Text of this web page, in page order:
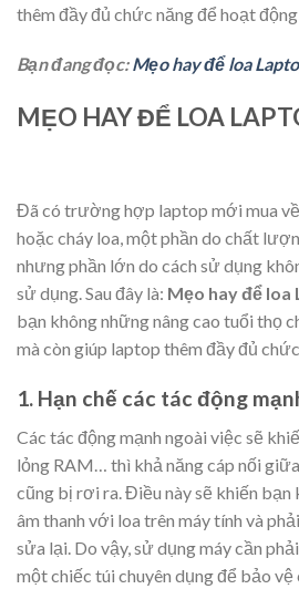
thêm đầy đủ chức năng để hoạt
Bạn đang đọc:Mẹo hay để loa
MẸO HAY ĐỂ LOA
Đã có trường hợp laptop mới mua
hoặc cháy loa, một phần do chất
nhưng phần lớn do cách sử dụng
sử dụng. Sau đây là: Mẹo hay để
bạn không những nâng cao tuổi thọ
mà còn giúp laptop thêm đầy đủ
1. Hạn chế các tác động
Các tác động mạnh ngoài việc sẽ
lỏng RAM… thì khả năng cáp nối
cũng bị rơi ra. Điều này sẽ khiến bạn
âm thanh với loa trên máy tính và
sửa lại. Do vậy, sử dụng máy cần
một chiếc túi chuyên dụng để bảo vệ